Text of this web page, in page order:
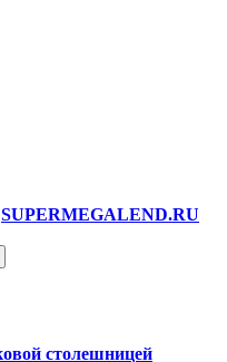
SUPERMEGALEND.RU